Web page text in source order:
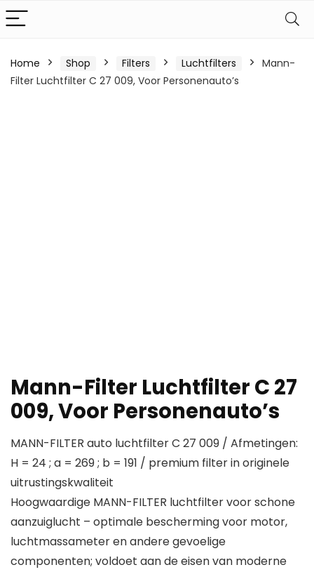
Home Shop Filters Luchtfilters
Mann-
Filter Luchtfilter C 27 009, Voor Personenauto’s
Mann-Filter Luchtfilter C 27
009, Voor Personenauto’s
MANN-FILTER auto luchtfilter C 27 009 / Afmetingen:
H = 24 ; a = 269 ; b = 191 / premium filter in originele
uitrustingskwaliteit
Hoogwaardige MANN-FILTER luchtfilter voor schone
aanzuiglucht – optimale bescherming voor motor,
luchtmassameter en andere gevoelige
componenten; voldoet aan de eisen van moderne